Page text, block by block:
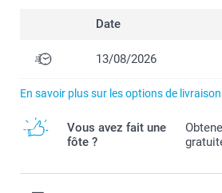
Date
13/08/2026
En savoir plus sur les options de livraison
Vous avez fait une
fôte ?